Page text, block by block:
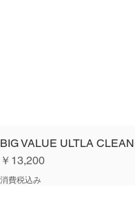
BIG VALUE ULTLA
価格
￥13,200
消費税込み